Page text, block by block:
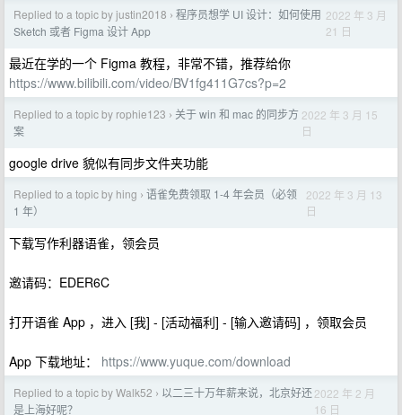
Replied to a topic by justin2018 › 程序员想学 UI 设计：如何使用
Sketch 或者 Figma 设计 App
2022 年 3 月
21 日
最近在学的一个 Figma 教程，非常不错，推荐给你
https://www.bilibili.com/video/BV1fg411G7cs?p=2
Replied to a topic by rophie123 › 关于 win 和 mac 的同步方
案
2022 年 3 月 15
日
google drive 貌似有同步文件夹功能
Replied to a topic by hing › 语雀免费领取 1-4 年会员（必领
1 年）
2022 年 3 月 13
日
下载写作利器语雀，领会员
邀请码：EDER6C
打开语雀 App ，进入 [我] - [活动福利] - [输入邀请码] ，领取会员
App 下载地址： https://www.yuque.com/download
Replied to a topic by Walk52 › 以二三十万年薪来说，北京好还
是上海好呢？
2022 年 2 月
16 日